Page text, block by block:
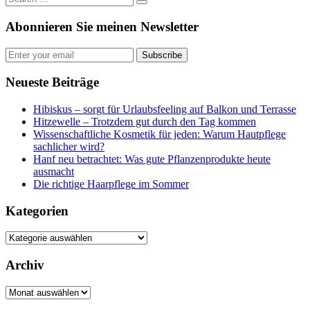
Abonnieren Sie meinen Newsletter
Subscribe
Neueste Beiträge
Hibiskus – sorgt für Urlaubsfeeling auf Balkon und Terrasse
Hitzewelle – Trotzdem gut durch den Tag kommen
Wissenschaftliche Kosmetik für jeden: Warum Hautpflege
sachlicher wird?
Hanf neu betrachtet: Was gute Pflanzenprodukte heute
ausmacht
Die richtige Haarpflege im Sommer
Kategorien
Kategorien
Archiv
Archiv